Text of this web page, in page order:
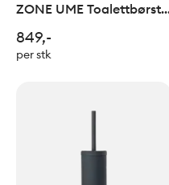
ZONE UME Toalettbørste
849,-
per stk